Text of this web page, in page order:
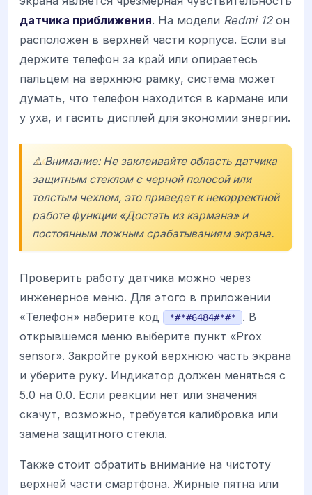
датчика приближения. На модели Redmi 12он
расположен в верхней части корпуса. Если вы
держите телефон за край или опираетесь
пальцем на верхнюю рамку, система может
думать, что телефон находится в кармане или
у уха, и гасить дисплей для экономии энергии.
⚠️ Внимание: Не заклеивайте область датчика
защитным стеклом с черной полосой или
толстым чехлом, это приведет к некорректной
работе функции «Достать из кармана» и
постоянным ложным срабатываниям экрана.
Проверить работу датчика можно через
инженерное меню. Для этого в приложении
«Телефон» наберите код
*#*#6484#*#*
. В
открывшемся меню выберите пункт «Prox
sensor». Закройте рукой верхнюю часть экрана
и уберите руку. Индикатор должен меняться с
5.0 на 0.0. Если реакции нет или значения
скачут, возможно, требуется калибровка или
замена защитного стекла.
Также стоит обратить внимание на чистоту
верхней части смартфона. Жирные пятна или